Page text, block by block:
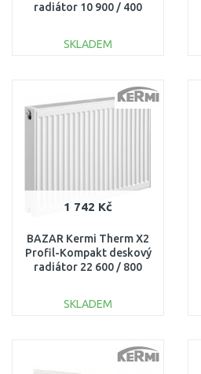
radiátor 10 900 / 400
SKLADEM
Porovnat
1 742 Kč
BAZAR Kermi Therm X2
Profil-Kompakt deskový
radiátor 22 600 / 800
SKLADEM